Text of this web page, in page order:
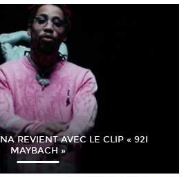
REVIENT AVEC LE CLIP « 92I
MAYBACH »